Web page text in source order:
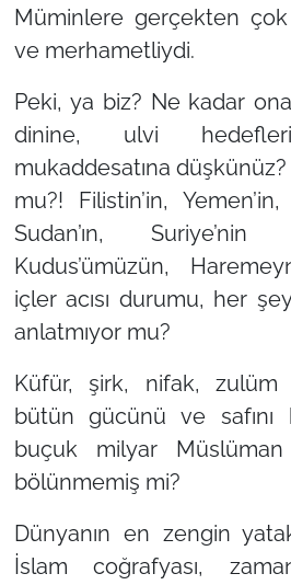
Müminlere gerçekten
ve merhametliydi.
Peki, ya biz? Ne kadar
dinine, ulvi
mukaddesatına
mu?! Filistin’in, Yemen’in,
Sudan’ın,
Kudus’ümüzün,
içler acısı durumu, her
anlatmıyor mu?
Küfür, şirk, nifak,
bütün gücünü ve safını
buçuk milyar
bölünmemiş mi?
Dünyanın en zengin
İslam coğrafyası,